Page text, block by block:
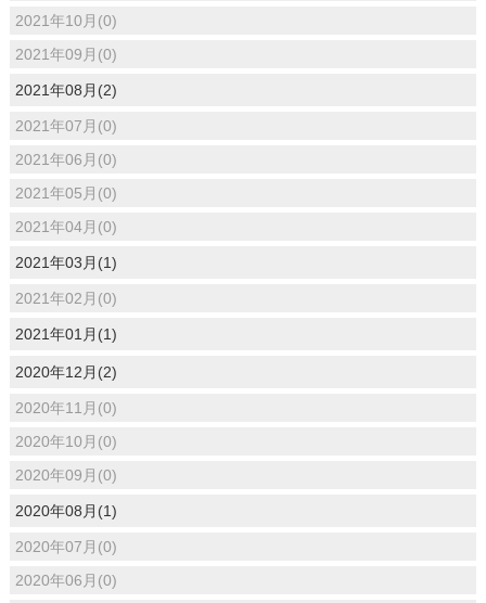
2021年10月(0)
2021年09月(0)
2021年08月(2)
2021年07月(0)
2021年06月(0)
2021年05月(0)
2021年04月(0)
2021年03月(1)
2021年02月(0)
2021年01月(1)
2020年12月(2)
2020年11月(0)
2020年10月(0)
2020年09月(0)
2020年08月(1)
2020年07月(0)
2020年06月(0)